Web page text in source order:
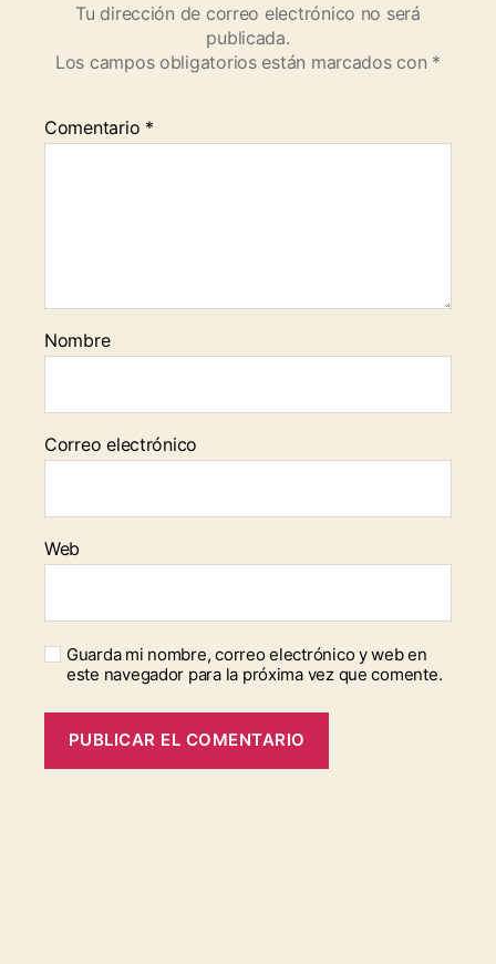
Tu dirección de correo electrónico no será
publicada.
Los campos obligatorios están marcados con *
Comentario *
Nombre
Correo electrónico
Web
Guarda mi nombre, correo electrónico y web en
este navegador para la próxima vez que comente.